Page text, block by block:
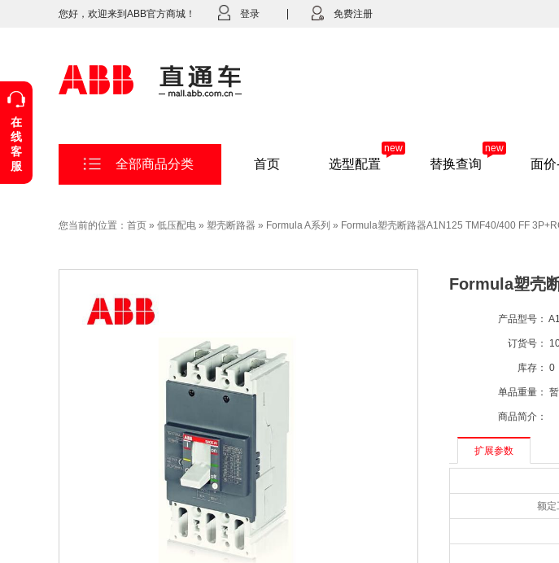
您好，欢迎来到ABB官方商城！ 登录 免费注册
全部商品分类 首页 选型配置
new
替换查询
new
面
您当前的位置： 首页 » 低压配电 » 塑壳断路器 » Formula A系列 » Formula塑壳断路器A1N125 TMF40/400 FF
Formula塑壳
产品型号：
订货号：
库存： 0
单品重量：
商品简介：
扩展参数
额定
在
线
客
服